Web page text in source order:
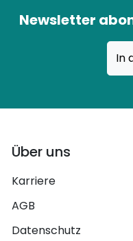
Newsletter
In
Über uns
Karriere
AGB
Datenschutz